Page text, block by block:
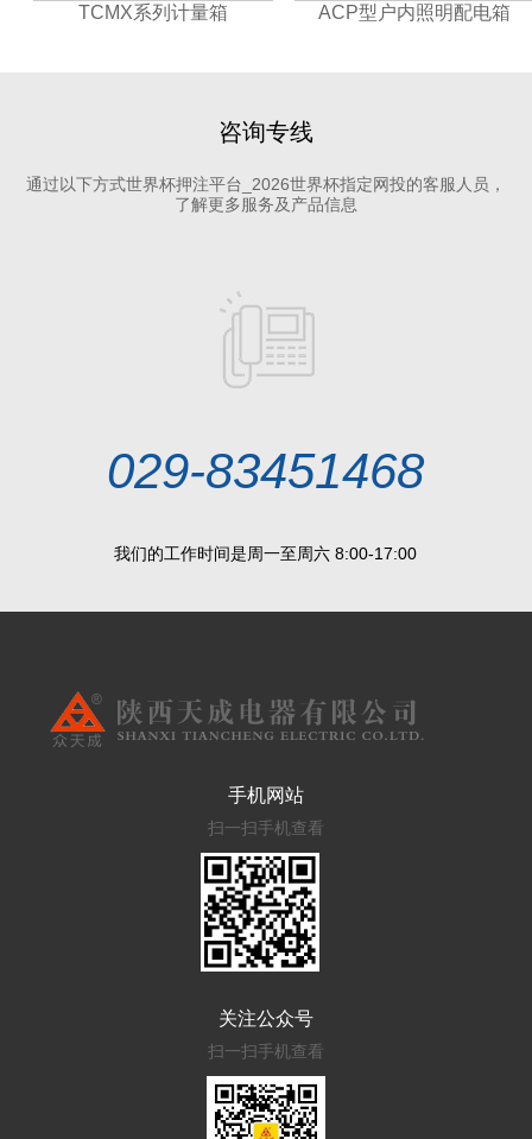
TCMX系列计量箱 ACP型户内照明配电箱
咨询专线
通过以下方式世界杯押注平台_2026世界杯指定网投的客服人员，
了解更多服务及产品信息
029-83451468
我们的工作时间是周一至周六 8:00-17:00
手机网站
扫一扫手机查看
关注公众号
扫一扫手机查看